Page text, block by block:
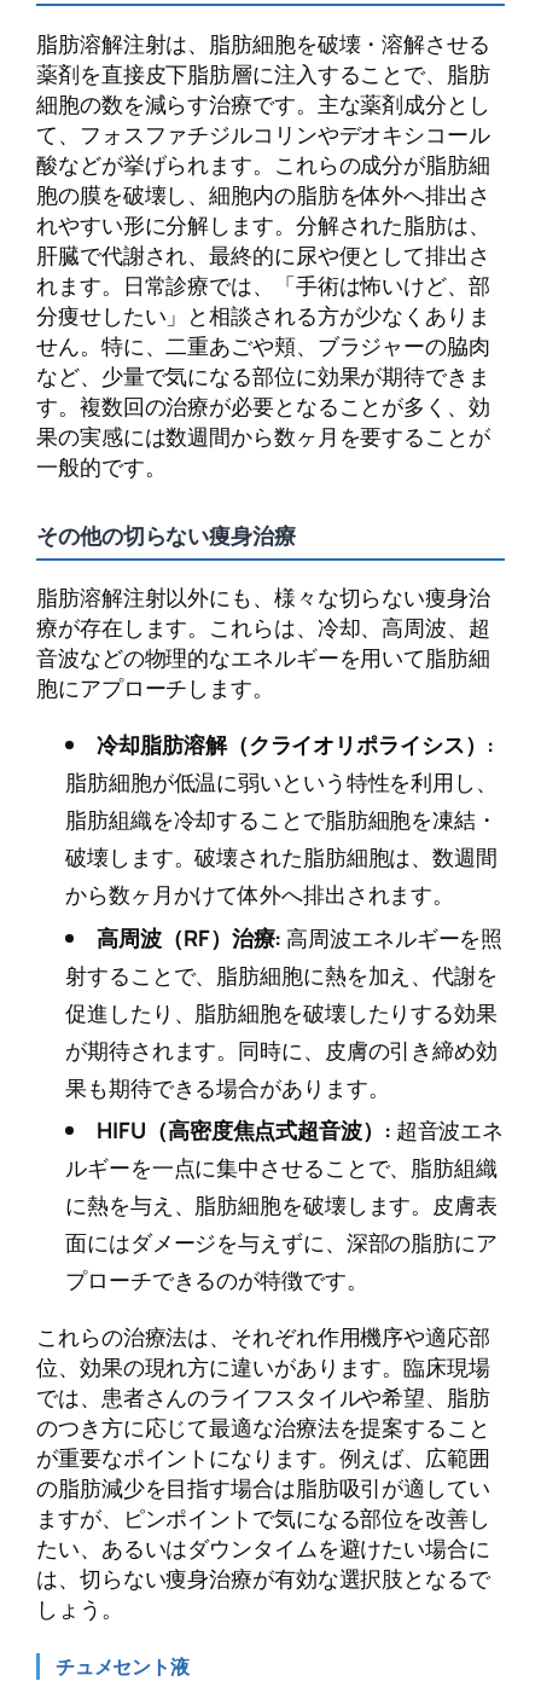
脂肪溶解注射は、脂肪細胞を破壊・溶解させる
薬剤を直接皮下脂肪層に注入することで、脂肪
細胞の数を減らす治療です。主な薬剤成分とし
て、フォスファチジルコリンやデオキシコール
酸などが挙げられます。これらの成分が脂肪細
胞の膜を破壊し、細胞内の脂肪を体外へ排出さ
れやすい形に分解します。分解された脂肪は、
肝臓で代謝され、最終的に尿や便として排出さ
れます。日常診療では、「手術は怖いけど、部
分痩せしたい」と相談される方が少なくありま
せん。特に、二重あごや頬、ブラジャーの脇肉
など、少量で気になる部位に効果が期待できま
す。複数回の治療が必要となることが多く、効
果の実感には数週間から数ヶ月を要することが
一般的です。
その他の切らない痩身治療
脂肪溶解注射以外にも、様々な切らない痩身治
療が存在します。これらは、冷却、高周波、超
音波などの物理的なエネルギーを用いて脂肪細
胞にアプローチします。
冷却脂肪溶解（クライオリポライシス）:
脂肪細胞が低温に弱いという特性を利用し、
脂肪組織を冷却することで脂肪細胞を凍結・
破壊します。破壊された脂肪細胞は、数週間
から数ヶ月かけて体外へ排出されます。
高周波（RF）治療:高周波エネルギーを照
射することで、脂肪細胞に熱を加え、代謝を
促進したり、脂肪細胞を破壊したりする効果
が期待されます。同時に、皮膚の引き締め効
果も期待できる場合があります。
HIFU（高密度焦点式超音波）: 超音波エネ
ルギーを一点に集中させることで、脂肪組織
に熱を与え、脂肪細胞を破壊します。皮膚表
面にはダメージを与えずに、深部の脂肪にア
プローチできるのが特徴です。
これらの治療法は、それぞれ作用機序や適応部
位、効果の現れ方に違いがあります。臨床現場
では、患者さんのライフスタイルや希望、脂肪
のつき方に応じて最適な治療法を提案すること
が重要なポイントになります。例えば、広範囲
の脂肪減少を目指す場合は脂肪吸引が適してい
ますが、ピンポイントで気になる部位を改善し
たい、あるいはダウンタイムを避けたい場合に
は、切らない痩身治療が有効な選択肢となるで
しょう。
チュメセント液